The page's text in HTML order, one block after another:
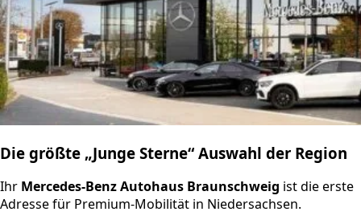
Die größte „Junge Sterne“ Auswahl der Region
Ihr Mercedes-Benz Autohaus Braunschweig ist die erste
Adresse für Premium-Mobilität in Niedersachsen.